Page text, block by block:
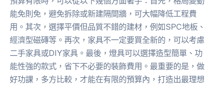
能免則免，避免拆除或新建隔間牆，可大幅降低工程費
用。其次，選擇平價但品質不錯的建材，例如SPC地板、
經濟型磁磚等。再次，家具不一定要買全新的，可以考慮
二手家具或DIY家具。最後，燈具可以選擇造型簡單、功
能性強的款式，省下不必要的裝飾費用。最重要的是，做
好功課，多方比較，才能在有限的預算內，打造出最理想